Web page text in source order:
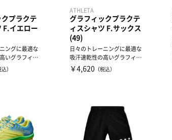
プラクテ
F.イエロー
ングに最適な
いグラフィッ
込）
ATHLETA
グラフィックプラクテ
ィスシャツ F.サックス
(49)
日々のトレーニングに最適な
吸汗速乾性の高いグラフィッ
クプラシャツ
￥4,620 （税込）